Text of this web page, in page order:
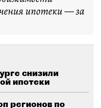
ипотеки — за
снизили
ипотеки
регионов по